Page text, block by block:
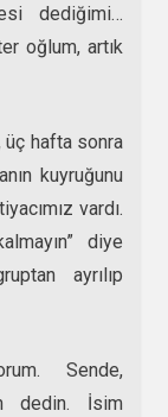
dediğimi…
oğlum, artık
üç hafta sonra
kuyruğunu
vardı.
diye
ayrılıp
Sende,
dedin. İsim